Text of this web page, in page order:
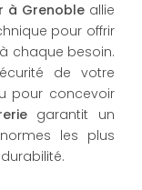
à Grenobleallie
pour offrir
chaque besoin.
de votre
pour concevoir
garantit un
les plus